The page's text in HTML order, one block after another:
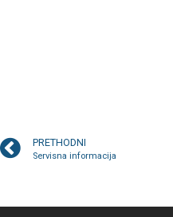
PRETHODNI
Servisna informacija